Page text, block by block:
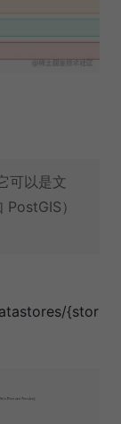
可以是文
）
{stor